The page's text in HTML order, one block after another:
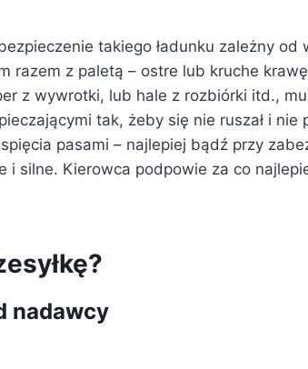
takiego ładunku zależny
razem z paletą – ostre lub kruche
z wywrotki, lub hale z rozbiórki itd.,
tak, żeby się nie ruszał i
pasami – najlepiej bądź przy
i silne. Kierowca podpowie za co
nadawcy